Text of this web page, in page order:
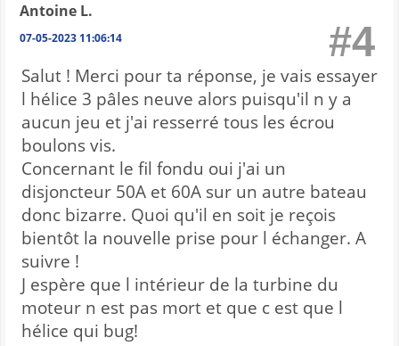
Antoine L.
07-05-2023 11:06:14 #4
Salut ! Merci pour ta réponse, je vais essayer
l hélice 3 pâles neuve alors puisqu'il n y a
aucun jeu et j'ai resserré tous les écrou
boulons vis.
Concernant le fil fondu oui j'ai un
disjoncteur 50A et 60A sur un autre bateau
donc bizarre. Quoi qu'il en soit je reçois
bientôt la nouvelle prise pour l échanger. A
suivre !
J espère que l intérieur de la turbine du
moteur n est pas mort et que c est que l
hélice qui bug!